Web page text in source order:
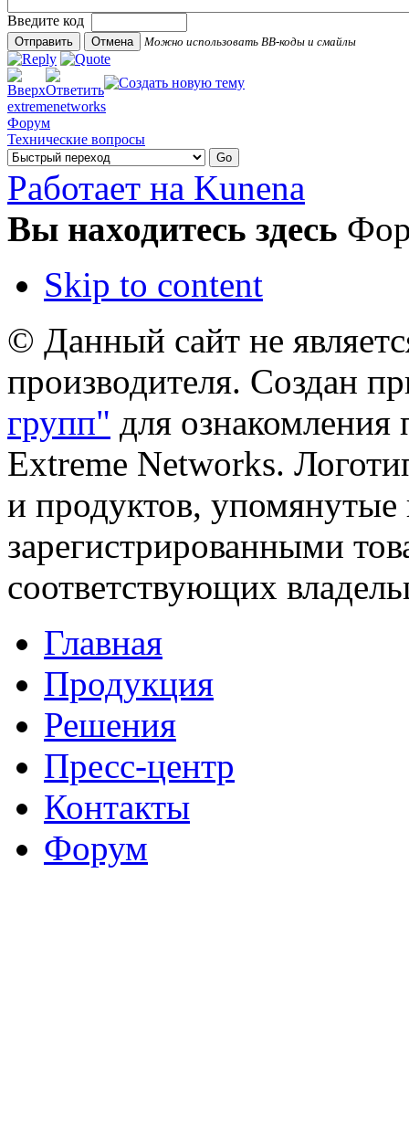
Введите код
Можно использовать BB-коды и смайлы
extremenetworks
Форум
Технические вопросы
Работает на Kunena
Вы находитесь здесь
Skip to content
© Данный сайт не
производителя. Создан
групп" для ознакомления
Extreme Networks.
и продуктов, упомянутые
зарегистрированными
соответствующих
Главная
Продукция
Решения
Пресс-центр
Контакты
Форум